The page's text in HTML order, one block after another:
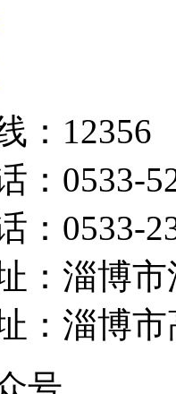
：12356
：0533-
：0533-
：淄博
：淄博